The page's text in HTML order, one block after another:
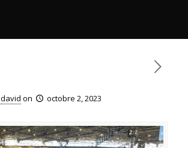
david on octobre 2, 2023